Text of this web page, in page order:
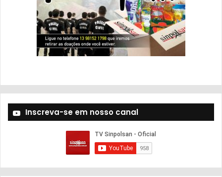
Inscreva-se em nosso canal